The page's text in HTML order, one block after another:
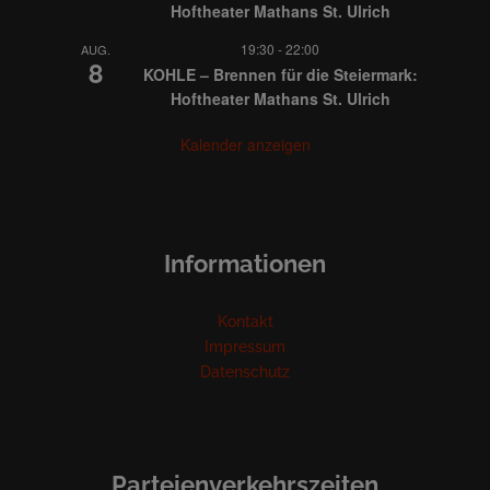
Hoftheater Mathans St. Ulrich
AUG.
8
19:30 -22:00
KOHLE – Brennen für die Steiermark:
Hoftheater Mathans St. Ulrich
Kalender anzeigen
Informationen
Kontakt
Impressum
Datenschutz
Parteienverkehrszeiten